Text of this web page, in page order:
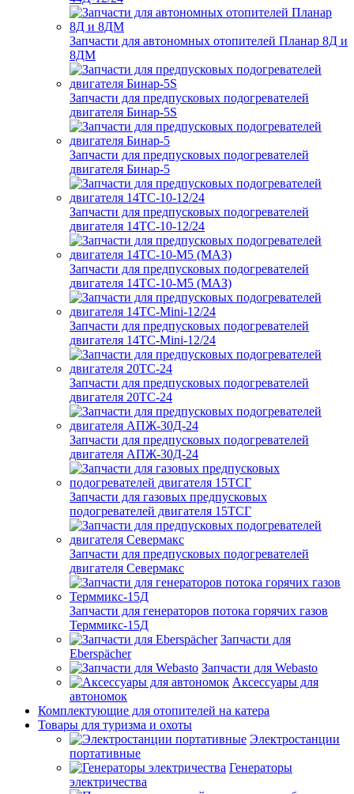
Запчасти для автономных отопителей Планар 8Д и
8ДМ
Запчасти для предпусковых подогревателей
двигателя Бинар-5S
Запчасти для предпусковых подогревателей
двигателя Бинар-5
Запчасти для предпусковых подогревателей
двигателя 14ТС-10-12/24
Запчасти для предпусковых подогревателей
двигателя 14ТС-10-М5 (МАЗ)
Запчасти для предпусковых подогревателей
двигателя 14ТС-Mini-12/24
Запчасти для предпусковых подогревателей
двигателя 20ТС-24
Запчасти для предпусковых подогревателей
двигателя АПЖ-30Д-24
Запчасти для газовых предпусковых
подогревателей двигателя 15ТСГ
Запчасти для предпусковых подогревателей
двигателя Севермакс
Запчасти для генераторов потока горячих газов
Терммикс-15Д
Запчасти для
Eberspächer
Запчасти для Webasto
Аксессуары для
автономок
Комплектующие для отопителей на катера
Товары для туризма и охоты
Электростанции
портативные
Генераторы
электричества